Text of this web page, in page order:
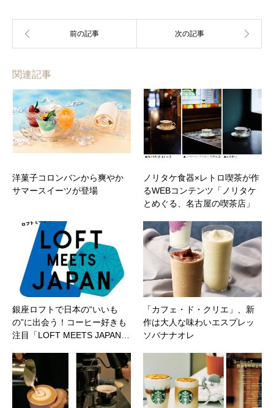
関連記事
洋菓子コロンバンから爽やか
サマースイーツが登場
ノリタケ食器×レトロ喫茶が作
るWEBコンテンツ「ノリタケ
とめぐる、名古屋の喫茶店」
銀座ロフトで日本の“いいも
の”に出会う！コーヒー好きも
注目「LOFT MEETS JAPAN…
「カフェ・ド・クリエ」、新
作は大人な味わいエスプレッ
ソバナナオレ